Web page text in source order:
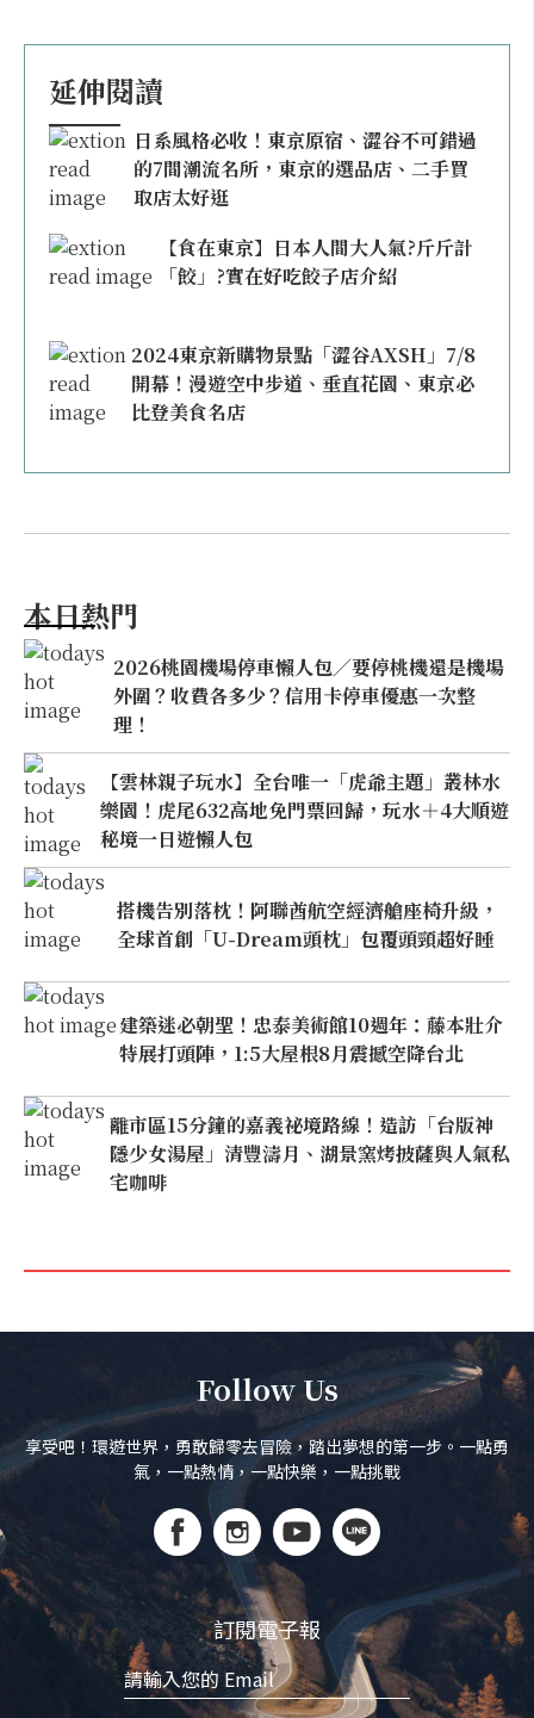
延伸閱讀
日系風格必收！東京原宿、澀谷不可錯過
的7間潮流名所，東京的選品店、二手買
取店太好逛
【食在東京】日本人間大人氣?斤斤計
「餃」?實在好吃餃子店介紹
2024東京新購物景點「澀谷AXSH」7/8
開幕！漫遊空中步道、垂直花園、東京必
比登美食名店
本日熱門
2026桃園機場停車懶人包／要停桃機還是機場
外圍？收費各多少？信用卡停車優惠一次整
理！
【雲林親子玩水】全台唯一「虎爺主題」叢林水
樂園！虎尾632高地免門票回歸，玩水＋4大順遊
秘境一日遊懶人包
搭機告別落枕！阿聯酋航空經濟艙座椅升級，
全球首創「U-Dream頭枕」包覆頭頸超好睡
建築迷必朝聖！忠泰美術館10週年：藤本壯介
特展打頭陣，1:5大屋根8月震撼空降台北
離市區15分鐘的嘉義祕境路線！造訪「台版神
隱少女湯屋」清豐濤月、湖景窯烤披薩與人氣私
宅咖啡
Follow Us
享受吧！環遊世界，勇敢歸零去冒險，踏出夢想的第一步。一點勇
氣，一點熱情，一點快樂，一點挑戰
訂閱電子報